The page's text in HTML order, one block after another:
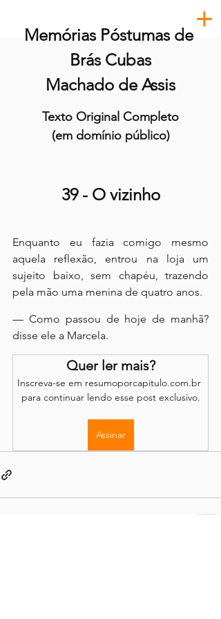
Memórias Póstumas de
Brás Cubas
Machado de Assis
Texto Original Completo
(em domínio público)
39 - O vizinho
Enquanto eu fazia comigo mesmo
aquela reflexão, entrou na loja um
sujeito baixo, sem chapéu, trazendo
pela mão uma menina de quatro anos.
— Como passou de hoje de manhã?
disse ele a Marcela.
Quer ler mais?
Inscreva-se em resumoporcapitulo.com.br
para continuar lendo esse post exclusivo.
Assinar